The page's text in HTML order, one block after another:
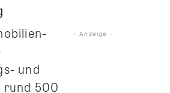
- Anzeige -
und
rund 500